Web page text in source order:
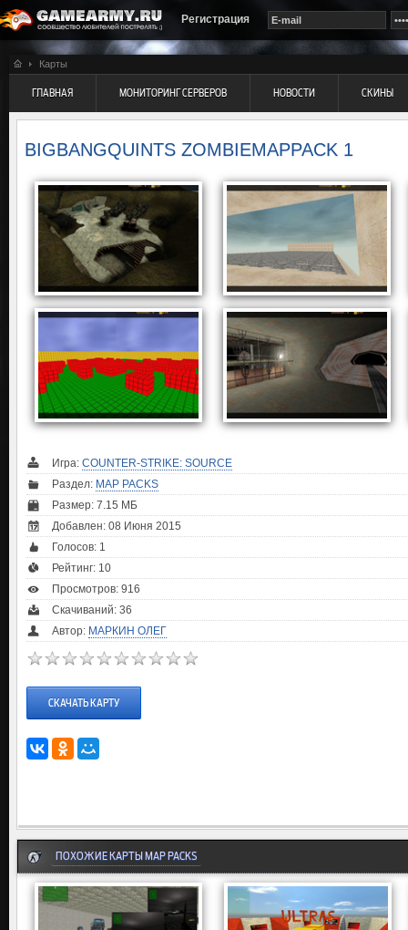
Регистрация
Карты
ГЛАВНАЯ МОНИТОРИНГ СЕРВЕРОВ НОВОСТИ СКИНЫ
BIGBANGQUINTS ZOMBIEMAPPACK 1
Игра: COUNTER-STRIKE: SOURCE
Раздел: MAP PACKS
Размер: 7.15 МБ
Добавлен: 08 Июня 2015
Голосов: 1
Рейтинг: 10
Просмотров: 916
Скачиваний: 36
Автор: МАРКИН ОЛЕГ
СКАЧАТЬ КАРТУ
ПОХОЖИЕ КАРТЫ MAP PACKS